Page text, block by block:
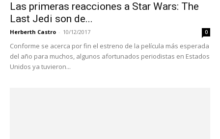
Las primeras reacciones a Star Wars: The
Last Jedi son de...
Herberth Castro - 10/12/2017 0
Conforme se acerca por fin el estreno de la película más esperada
del año para muchos, algunos afortunados periodistas en Estados
Unidos ya tuvieron...